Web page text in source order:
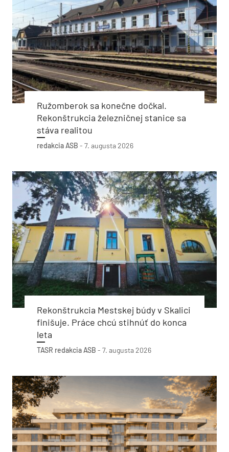
Ružomberok sa konečne dočkal.
Rekonštrukcia železničnej stanice sa
stáva realitou
redakcia ASB - 7. augusta 2026
Rekonštrukcia Mestskej búdy v Skalici
finišuje. Práce chcú stihnúť do konca
leta
TASR redakcia ASB - 7. augusta 2026